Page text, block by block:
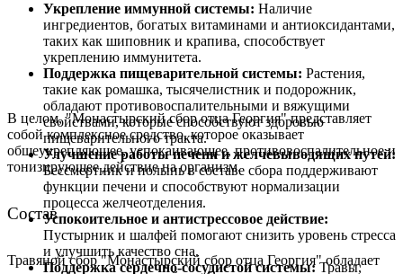
Укрепление иммунной системы: Наличие
ингредиентов, богатых витаминами и антиоксидантами,
таких как шиповник и крапива, способствует
укреплению иммунитета.
Поддержка пищеварительной системы: Растения,
такие как ромашка, тысячелистник и подорожник,
обладают противовоспалительными и вяжущими
свойствами, которые способствуют здоровью
пищеварительного тракта.
Улучшение работы печени и желчевыводящих путей:
Бессмертник и полынь в составе сбора поддерживают
функции печени и способствуют нормализации
процесса желчеотделения.
Успокоительное и антистрессовое действие:
Пустырник и шалфей помогают снизить уровень стресса
и улучшить качество сна.
Поддержка сердечно-сосудистой системы: Травы,
В целом, "Монастырский сбор отца Георгия" представляет
собой комплексное средство, которое оказывает
общеукрепляющее, успокаивающее, противовоспалительное и
тонизирующее действие на организм.
Состав
Травяной сбор "Монастырский сбор отца Георгия" обладает